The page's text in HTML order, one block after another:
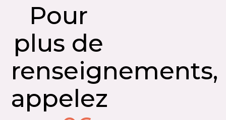
Pour
plus de
renseignements,
appelez